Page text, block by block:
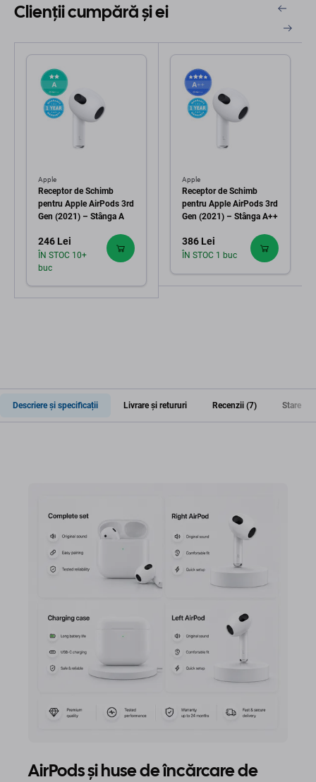
Clienții cumpără și ei
Apple
Receptor de Schimb
pentru Apple AirPods 3rd
Gen (2021) – Stânga A
246 Lei
ÎN STOC 10+
buc
Apple
Receptor de Schimb
pentru Apple AirPods 3rd
Gen (2021) – Stânga A++
386 Lei
ÎN STOC 1 buc
Descriere și specificații Livrare și retururi Recenzii (7) Stare
AirPods și huse de încărcare de